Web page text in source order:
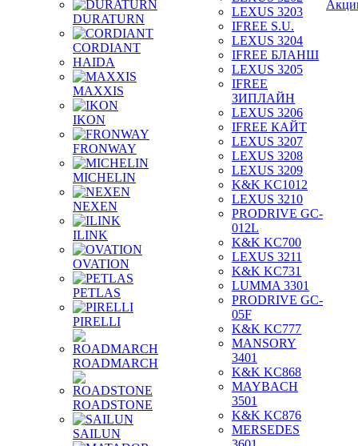
DURATURN
CORDIANT
HAIDA
MAXXIS
IKON
FRONWAY
MICHELIN
NEXEN
ILINK
OVATION
PETLAS
PIRELLI
ROADMARCH
ROADSTONE
SAILUN
LEXUS 3203
IFREE S.U.
LEXUS 3204
IFREE БЛАНШ
LEXUS 3205
IFREE
ЗИПЛАЙН
LEXUS 3206
IFREE КАЙТ
LEXUS 3207
LEXUS 3208
LEXUS 3209
K&K KC1012
LEXUS 3210
PRODRIVE GC-
012L
K&K KC700
LEXUS 3211
K&K KC731
LUMMA 3301
PRODRIVE GC-
05F
K&K KC777
MANSORY
3401
K&K KC868
MAYBACH
3501
K&K KC876
MERSEDES